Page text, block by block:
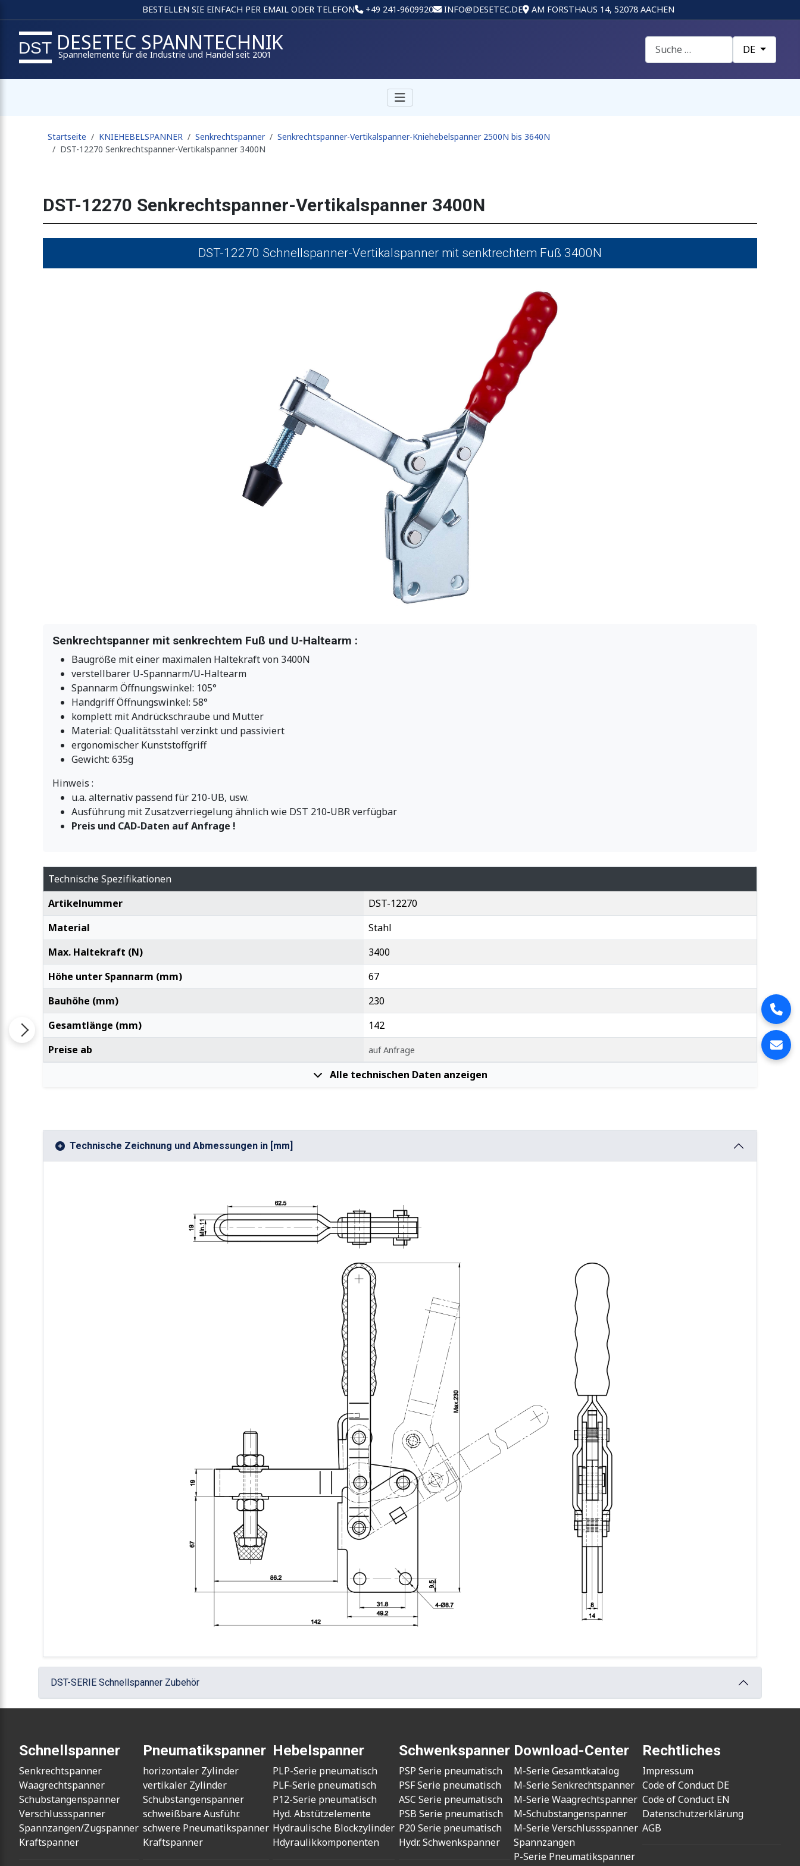
BESTELLEN SIE EINFACH PER EMAIL ODER TELEFON +49 241‑9609920 INFO@DESETEC.DE AM FORSTHAUS 14, 52078 AACHEN
DESETEC SPANNTECHNIK
Spannelemente für die Industrie und Handel seit 2001
Suchen Sprache
DE
Startseite KNIEHEBELSPANNER Senkrechtspanner
Senkrechtspanner-Vertikalspanner-Kniehebelspanner 2500N bis 3640N
DST-12270 Senkrechtspanner-Vertikalspanner 3400N
DST-12270 Senkrechtspanner-Vertikalspanner 3400N
DST-12270 Schnellspanner-Vertikalspanner mit senktrechtem Fuß 3400N
Senkrechtspanner mit senkrechtem Fuß und U-Haltearm :
Baugröße mit einer maximalen Haltekraft von 3400N
verstellbarer U-Spannarm/U-Haltearm
Spannarm Öffnungswinkel: 105°
Handgriff Öffnungswinkel: 58°
komplett mit Andrückschraube und Mutter
Material: Qualitätsstahl verzinkt und passiviert
ergonomischer Kunststoffgriff
Gewicht: 635g
Hinweis :
u.a. alternativ passend für 210-UB, usw.
Ausführung mit Zusatzverriegelung ähnlich wie DST 210-UBR verfügbar
Preis und CAD-Daten auf Anfrage !
Technische Spezifikationen
Artikelnummer
DST-12270
Material
Stahl
Max. Haltekraft (N)
3400
Höhe unter Spannarm (mm)
67
Bauhöhe (mm)
230
Gesamtlänge (mm)
142
Preise ab
auf Anfrage
Alle technischen Daten anzeigen
Technische Zeichnung und Abmessungen in [mm]
DST-SERIE Schnellspanner Zubehör
Schnellspanner
Senkrechtspanner
Waagrechtspanner
Schubstangenspanner
Verschlussspanner
Spannzangen/Zugspanner
Kraftspanner
Pneumatikspanner
horizontaler Zylinder
vertikaler Zylinder
Schubstangenspanner
schweißbare Ausführ.
schwere Pneumatikspanner
Kraftspanner
Hebelspanner
PLP-Serie pneumatisch
PLF-Serie pneumatisch
P12-Serie pneumatisch
Hyd. Abstützelemente
Hydraulische Blockzylinder
Hdyraulikkomponenten
Schwenkspanner
PSP Serie pneumatisch
PSF Serie pneumatisch
ASC Serie pneumatisch
PSB Serie pneumatisch
P20 Serie pneumatisch
Hydr. Schwenkspanner
Download-Center
M-Serie Gesamtkatalog
M-Serie Senkrechtspanner
M-Serie Waagrechtspanner
M-Schubstangenspanner
M-Serie Verschlussspanner
Spannzangen
P-Serie Pneumatikspanner
Rechtliches
Impressum
Code of Conduct DE
Code of Conduct EN
Datenschutzerklärung
AGB